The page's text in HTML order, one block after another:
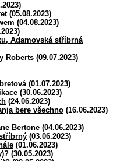
(05.08.2023)
(04.08.2023)
Adamovská stříbrná
Roberts (09.07.2023)
(01.07.2023)
(30.06.2023)
(24.06.2023)
bere všechno (16.06.2023)
Bertone (04.06.2023)
(03.06.2023)
(01.06.2023)
(30.05.2023)